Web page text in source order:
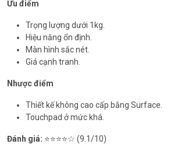
Ưu điểm
Trọng lượng dưới 1kg.
Hiệu năng ổn định.
Màn hình sắc nét.
Giá cạnh tranh.
Nhược điểm
Thiết kế không cao cấp bằng Surface.
Touchpad ở mức khá.
Đánh giá: ⭐⭐⭐⭐☆ (9.1/10)